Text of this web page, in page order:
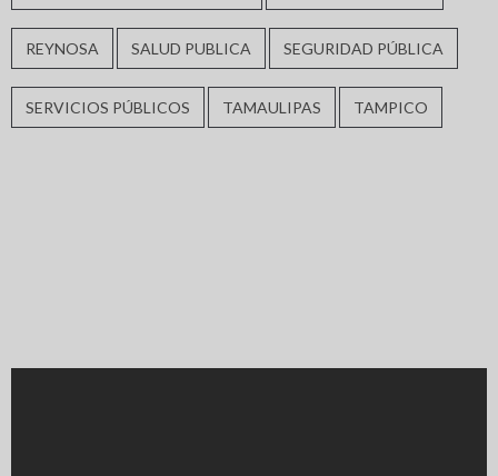
REYNOSA SALUD PUBLICA SEGURIDAD PÚBLICA
SERVICIOS PÚBLICOS TAMAULIPAS TAMPICO